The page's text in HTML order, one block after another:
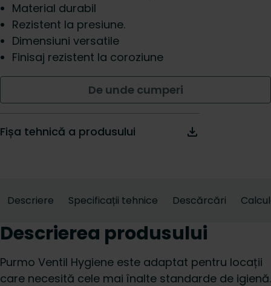
Material durabil
Rezistent la presiune.
Dimensiuni versatile
Finisaj rezistent la coroziune
De unde cumperi
Fișa tehnică a produsului
Descriere Specificații tehnice Descărcări
Descrierea produsului
Purmo Ventil Hygiene este adaptat pentru locații
care necesită cele mai înalte standarde de igienă.